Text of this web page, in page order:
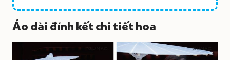
Áo dài đính kết chi tiết hoa